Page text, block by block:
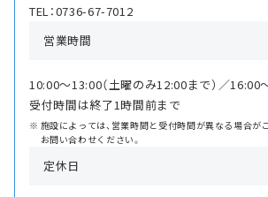
TEL：0736-67-7012
営業時間
10:00〜13:00（土曜のみ12:00まで）／16:00
受付時間は終了1時間前まで
施設によっては、営業時間と受付時間が異なる場合が
お問い合わせください。
定休日